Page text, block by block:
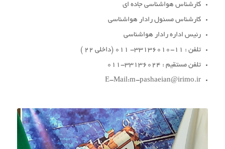
کارشناس هواشناسی جاده ای
کارشناس مسئول رادار هواشناسی
رئیس اداره رادار هواشناسی
تلفن : 11-33136010- 011 (داخلی 22 )
تلفن مستقیم : 33136024-011
E-Mail:m-pashaeian@irimo.ir